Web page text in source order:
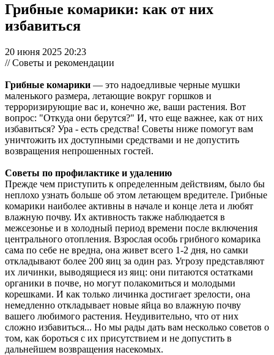
Грибные комарики: как от них
избавиться
20 июня 2025 20:23
// Советы и рекомендации
Грибные комарики — это надоедливые черные мушки
маленького размера, летающие вокруг горшков и
терроризирующие вас и, конечно же, ваши растения. Вот
вопрос: "Откуда они берутся?" И, что еще важнее, как от них
избавиться? Ура - есть средства! Советы ниже помогут вам
уничтожить их доступными средствами и не допустить
возвращения непрошенных гостей.
Советы по профилактике и удалению
Прежде чем приступить к определенным действиям, было бы
неплохо узнать больше об этом летающем вредителе. Грибные
комарики наиболее активны в начале и конце лета и любят
влажную почву. Их активность также наблюдается в
межсезонье и в холодный период времени после включения
центрального отопления. Взрослая особь грибного комарика
сама по себе не вредна, она живет всего 1-2 дня, но самки
откладывают более 200 яиц за один раз. Угрозу представляют
их личинки, выводящиеся из яиц: они питаются остатками
органики в почве, но могут полакомиться и молодыми
корешками. И как только личинка достигает зрелости, она
немедленно откладывает новые яйца во влажную почву
вашего любимого растения. Неудивительно, что от них
сложно избавиться... Но мы рады дать вам несколько советов о
том, как бороться с их присутствием и не допустить в
дальнейшем возвращения насекомых.